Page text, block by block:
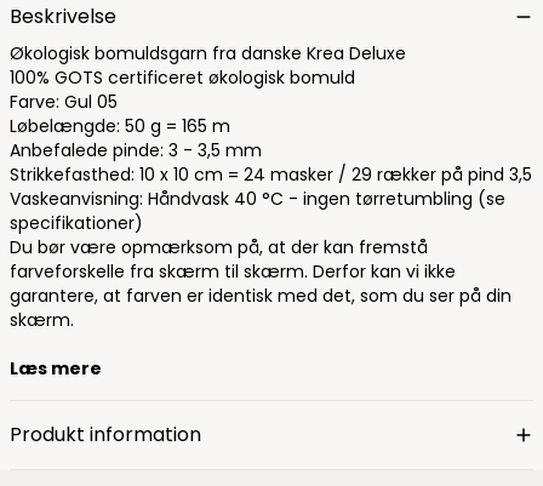
Beskrivelse
Økologisk bomuldsgarn fra danske Krea Deluxe
100% GOTS certificeret økologisk bomuld
Farve: Gul 05
Løbelængde: 50 g = 165 m
Anbefalede pinde: 3 - 3,5 mm
Strikkefasthed: 10 x 10 cm = 24 masker / 29 rækker på pind 3,5
Vaskeanvisning: Håndvask 40 °C - ingen tørretumbling (se
specifikationer)
Du bør være opmærksom på, at der kan fremstå
farveforskelle fra skærm til skærm. Derfor kan vi ikke
garantere, at farven er identisk med det, som du ser på din
skærm.
Læs mere
Produkt information